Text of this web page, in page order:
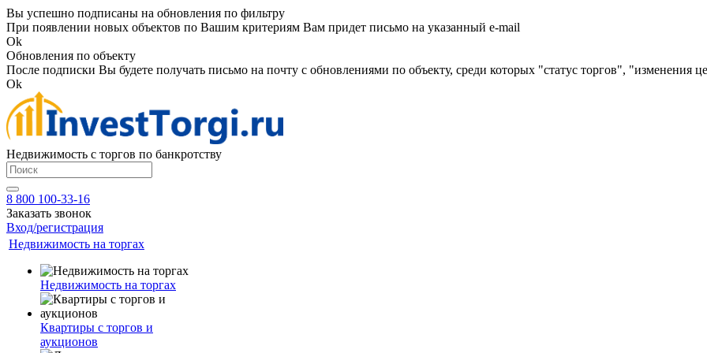
Вы успешно подписаны на обновления по фильтру
При появлении новых объектов по Вашим критериям Вам придет письмо на указанный e-mail
Ok
Обновления по объекту
После подписки Вы будете получать письмо на почту с обновлениями по объекту, среди которых "статус торгов", "изменения
Ok
Недвижимость с торгов по банкротству
8 800 100-33-16
Заказать звонок
Вход/регистрация
Недвижимость на торгах
Недвижимость на торгах
Квартиры с торгов и
аукционов